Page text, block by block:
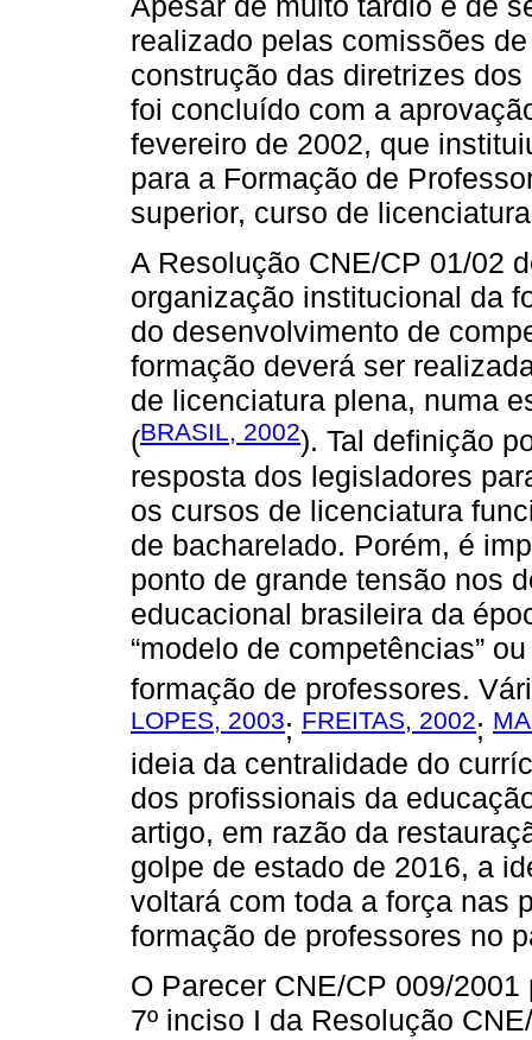
realizado pelas comissões
construção das diretrizes
foi concluído com a
fevereiro de 2002, que
para a Formação de
superior, curso de
A Resolução CNE/CP 01/02
organização institucional da
do desenvolvimento de
formação deverá ser
de licenciatura plena, numa
(BRASIL, 2002). Tal definição
resposta dos legisladores
os cursos de licenciatura
de bacharelado. Porém, é
ponto de grande tensão nos
educacional brasileira da
“modelo de competências”
formação de professores.
LOPES, 2003; FREITAS, 2002;
ideia da centralidade do
dos profissionais da
artigo, em razão da
golpe de estado de 2016, a
voltará com toda a força nas
formação de professores no
O Parecer CNE/CP 009/
7º inciso I da Resolução